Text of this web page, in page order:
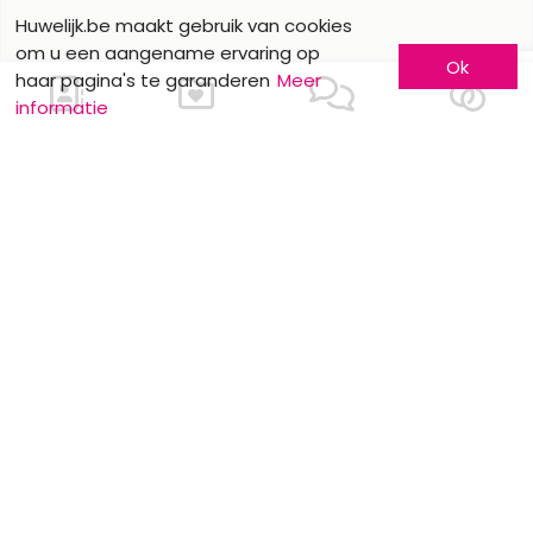
Ons contacteren
Huwelijk.be maakt gebruik van cookies
om u een aangename ervaring op
haar pagina's te garanderen Meer
informatie
Ok